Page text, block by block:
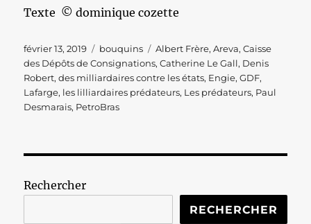
Texte © dominique cozette
Publié
le
février 13, 2019 Catégories
bouquins Étiquettes
Albert Frère,Areva,Caisse
des Dépôts de Consignations,Catherine Le Gall, Denis
Robert,des milliardaires contre les états, Engie,GDF,
Lafarge, les lilliardaires prédateurs, Les prédateurs, Paul
Desmarais, PetroBras
Rechercher
RECHERCHER